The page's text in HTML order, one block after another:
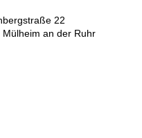
22
Mülheim an der Ruhr